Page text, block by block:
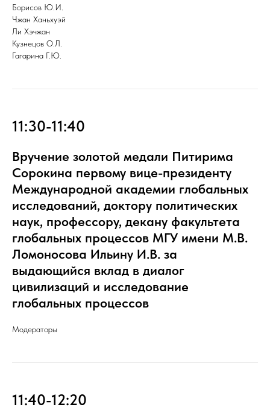
Борисов Ю.И.
Чжан Ханьхуэй
Ли Хэчжан
Кузнецов О.Л.
Гагарина Г.Ю.
11:30-11:40
Вручение золотой медали Питирима
Сорокина первому вице-президенту
Международной академии глобальных
исследований, доктору политических
наук, профессору, декану факультета
глобальных процессов МГУ имени М.В.
Ломоносова Ильину И.В. за
выдающийся вклад в диалог
цивилизаций и исследование
глобальных процессов
Модераторы
11:40-12:20